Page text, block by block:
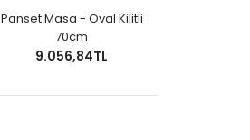
Panset Masa - Oval Kilitli
70cm
9.056,84TL